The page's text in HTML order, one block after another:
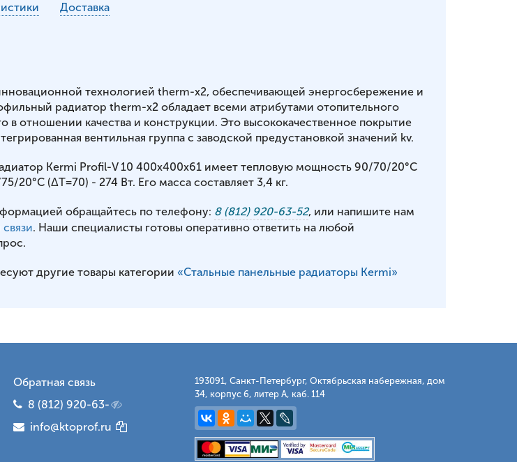
Доставка
технологией therm-x2, обеспечивающей энергосбережение и
радиатор therm-x2 обладает всеми атрибутами отопительного
в отношении качества и конструкции. Это высококачественное покрытие
вентильная группа с заводской предустановкой значений kv.
Kermi Profil-V 10 400x400x61 имеет тепловую мощность 90/70/20°С
20°С (ΔT=70) - 274 Вт. Его масса составляет 3,4 кг.
обращайтесь по телефону: 8 (812) 920-63-52, или напишите нам
. Наши специалисты готовы оперативно ответить на любой
другие товары категории «Стальные панельные радиаторы Kermi»
Обратная связь
8 (812) 920-63-
info@ktoprof.ru
193091, Санкт-Петербург, Октябрьская набережная, дом
34, корпус 6, литер А, каб. 114